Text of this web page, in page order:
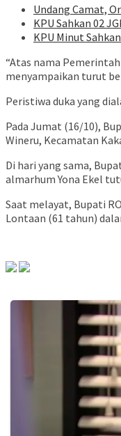
Undang Camat,
KPU Sahkan 02
KPU Minut
“Atas nama
menyampaikan turut
Peristiwa duka yang
Pada Jumat (16/10),
Wineru, Kecamatan
Di hari yang sama,
almarhum Yona Ekel
Saat melayat, Bupati
Lontaan (61 tahun)